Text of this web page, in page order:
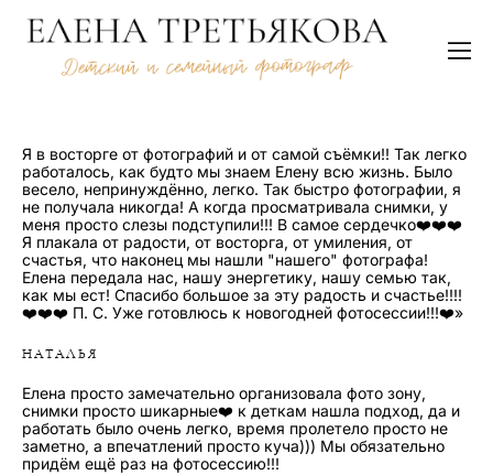
Я в восторге от фотографий и от самой съёмки!! Так легко
работалось, как будто мы знаем Елену всю жизнь. Было
весело, непринуждённо, легко. Так быстро фотографии, я
не получала никогда! А когда просматривала снимки, у
меня просто слезы подступили!!! В самое сердечко❤️❤️❤️
Я плакала от радости, от восторга, от умиления, от
счастья, что наконец мы нашли "нашего" фотографа!
Елена передала нас, нашу энергетику, нашу семью так,
как мы ест! Спасибо большое за эту радость и счастье!!!!
❤️❤️❤️ П. С. Уже готовлюсь к новогодней фотосессии!!!❤️»
НАТАЛЬЯ
Елена просто замечательно организовала фото зону,
снимки просто шикарные❤️ к деткам нашла подход, да и
работать было очень легко, время пролетело просто не
заметно, а впечатлений просто куча))) Мы обязательно
придём ещё раз на фотосессию!!!